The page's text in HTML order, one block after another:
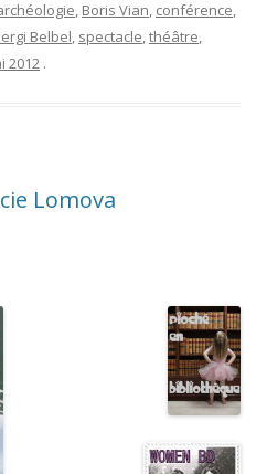
, Boris Vian, conférence,
Belbel, spectacle,théâtre,
2012 .
Lomova